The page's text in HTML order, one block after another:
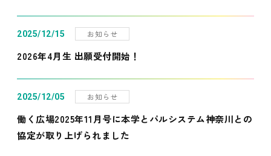
2025/12/15 お知らせ
2026年4月生 出願受付開始！
2025/12/05 お知らせ
働く広場2025年11月号に本学とパルシステム神奈川との
協定が取り上げられました